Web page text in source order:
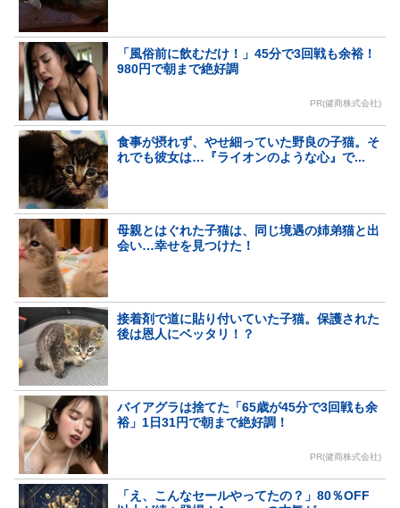
「風俗前に飲むだけ！」45分で3回戦も余裕！
980円で朝まで絶好調
PR(健商株式会社)
食事が摂れず、やせ細っていた野良の子猫。そ
れでも彼女は…『ライオンのような心』で...
母親とはぐれた子猫は、同じ境遇の姉弟猫と出
会い…幸せを見つけた！
接着剤で道に貼り付いていた子猫。保護された
後は恩人にベッタリ！？
バイアグラは捨てた「65歳が45分で3回戦も余
裕」1日31円で朝まで絶好調！
PR(健商株式会社)
「え、こんなセールやってたの？」80％OFF